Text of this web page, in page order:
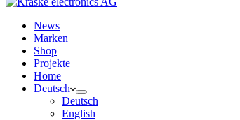
News
Marken
Shop
Projekte
Home
Deutsch
Deutsch
English